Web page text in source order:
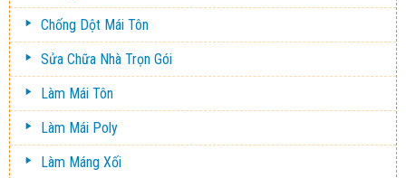
Chống Dột Mái Tôn
Sửa Chữa Nhà Trọn Gói
Làm Mái Tôn
Làm Mái Poly
Làm Máng Xối